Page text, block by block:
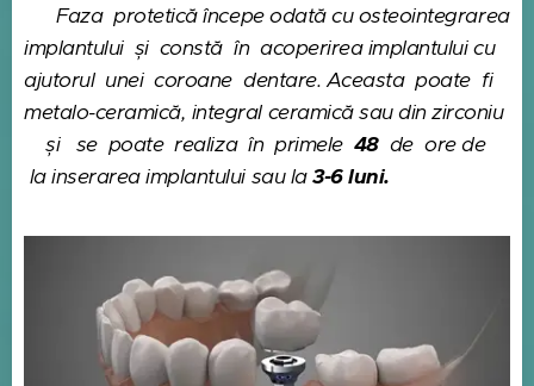
Faza protetică începe odată cu osteointegrarea
implantului și constă în acoperirea implantului cu
ajutorul unei coroane dentare. Aceasta poate fi
metalo-ceramică, integral ceramică sau din zirconiu
și se poate realiza în primele 48 de ore de
la inserarea implantului sau la3-6 luni.